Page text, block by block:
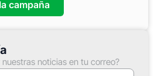
campaña
noticias en tu correo?